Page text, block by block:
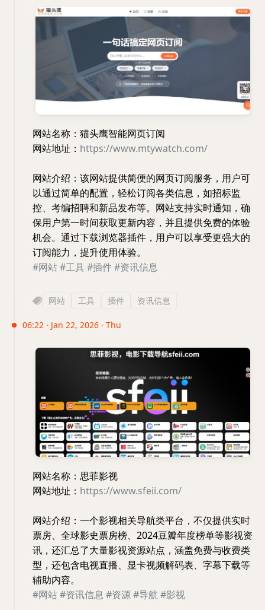
网站名称：猫头鹰智能网页订阅
网站地址： https://www.mtywatch.com/
网站介绍：该网站提供简便的网页订阅服务，用户可
以通过简单的配置，轻松订阅各类信息，如招标监
控、考编招聘和新品发布等。网站支持实时通知，确
保用户第一时间获取更新内容，并且提供免费的体验
机会。通过下载浏览器插件，用户可以享受更强大的
订阅能力，提升使用体验。
#网站#工具#插件#资讯信息
网站 工具 插件 资讯信息
06:22 · Jan 22, 2026 · Thu
网站名称：思菲影视
网站地址： https://www.sfeii.com/
网站介绍：一个影视相关导航类平台，不仅提供实时
票房、全球影史票房榜、2024豆瓣年度榜单等影视资
讯，还汇总了大量影视资源站点，涵盖免费与收费类
型，还包含电视直播、显卡视频解码表、字幕下载等
辅助内容。
#网站#资讯信息 #资源#导航#影视